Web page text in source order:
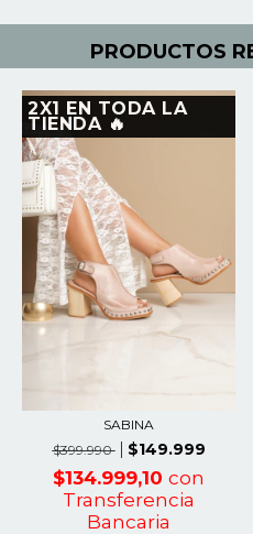
PRODUCTOS
2X1 EN TODA LA
TIENDA 🔥
SABINA
$399.990
$149.999
$134.999,10 con
Transferencia
Bancaria